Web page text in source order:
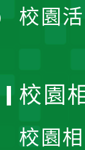
校園
校園
校園